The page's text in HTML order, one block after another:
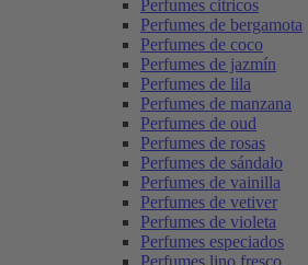
Perfumes citricos
Perfumes de bergamota
Perfumes de coco
Perfumes de jazmín
Perfumes de lila
Perfumes de manzana
Perfumes de oud
Perfumes de rosas
Perfumes de sándalo
Perfumes de vainilla
Perfumes de vetiver
Perfumes de violeta
Perfumes especiados
Perfumes lino fresco